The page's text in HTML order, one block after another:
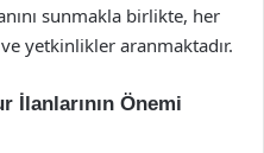
sunmakla birlikte, her
yetkinlikler aranmaktadır.
İlanlarının Önemi